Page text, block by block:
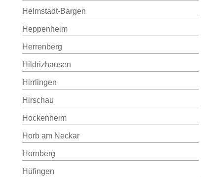
Helmstadt-Bargen
Heppenheim
Herrenberg
Hildrizhausen
Hirrlingen
Hirschau
Hockenheim
Horb am Neckar
Hornberg
Hüfingen